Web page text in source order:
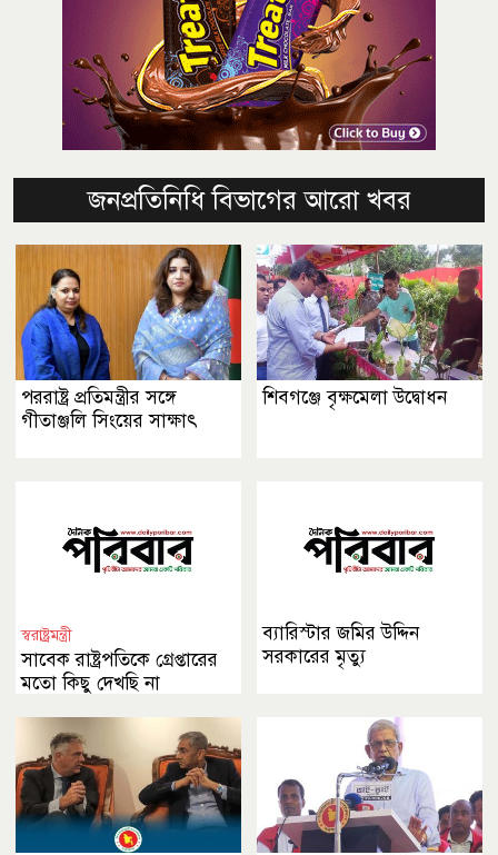
জনপ্রতিনিধি বিভাগের আরো খবর
পররাষ্ট্র প্রতিমন্ত্রীর সঙ্গে
গীতাঞ্জলি সিংয়ের সাক্ষাৎ
শিবগঞ্জে বৃক্ষমেলা উদ্বোধন
স্বরাষ্ট্রমন্ত্রী
সাবেক রাষ্ট্রপতিকে গ্রেপ্তারের
মতো কিছু দেখছি না
ব্যারিস্টার জমির উদ্দিন
সরকারের মৃত্যু